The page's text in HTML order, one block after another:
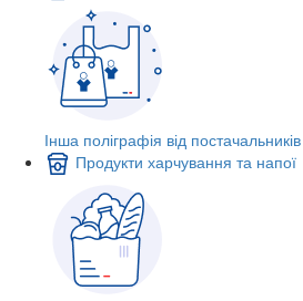
Інша поліграфія від постачальників
Продукти харчування та напої